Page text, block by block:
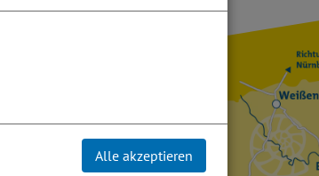
Alle akzeptieren